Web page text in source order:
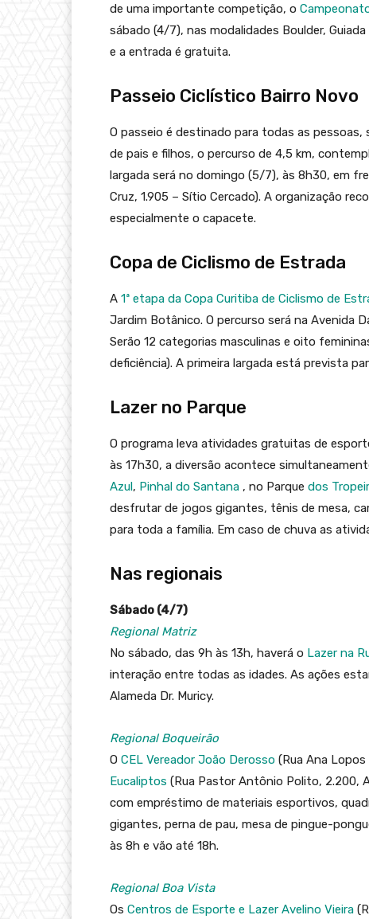
de uma importante competição, o
sábado (4/7), nas modalidades Boulder,
e a entrada é gratuita.
Passeio Ciclístico Bairro Novo
O passeio é destinado para todas as
de pais e filhos, o percurso de 4,5 km,
largada será no domingo (5/7), às 8h30, em
Cruz, 1.905 – Sítio Cercado). A organização
especialmente o capacete.
Copa de Ciclismo de Estrada
A 1ª etapa da Copa Curitiba de Ciclismo de
Jardim Botânico. O percurso será na Avenida
Serão 12 categorias masculinas e oito
deficiência). A primeira largada está prevista
Lazer no Parque
O programa leva atividades gratuitas de
às 17h30, a diversão acontece
Azul, Pinhal do Santana , no Parque dos
desfrutar de jogos gigantes, tênis de mesa,
para toda a família. Em caso de chuva as
Nas regionais
Sábado (4/7)
Regional Matriz
No sábado, das 9h às 13h, haverá o Lazer na
interação entre todas as idades. As ações
Alameda Dr. Muricy.
Regional Boqueirão
O CEL Vereador João Derosso (Rua Ana
Eucaliptos (Rua Pastor Antônio Polito, 2.200,
com empréstimo de materiais esportivos,
gigantes, perna de pau, mesa de pingue-
às 8h e vão até 18h.
Regional Boa Vista
Os Centros de Esporte e Lazer Avelino Vieira